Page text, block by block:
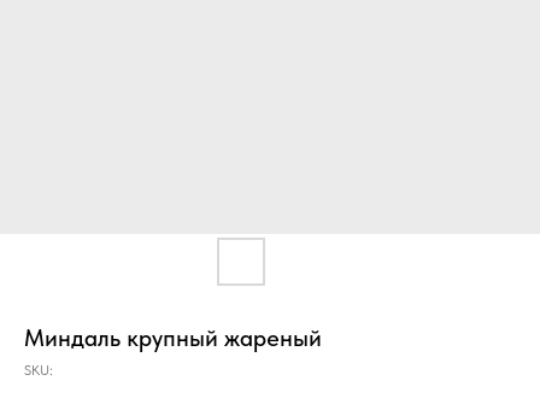
Миндаль крупный жареный
SKU: